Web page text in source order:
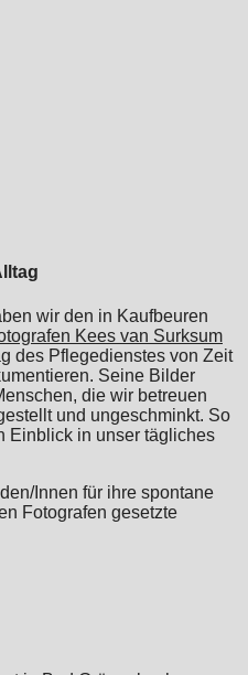
wir den in Kaufbeuren
Kees van Surksum
des Pflegedienstes von Zeit
Seine Bilder
die wir betreuen
und ungeschminkt. So
Einblick in unser tägliches
Innen für ihre spontane
Fotografen gesetzte